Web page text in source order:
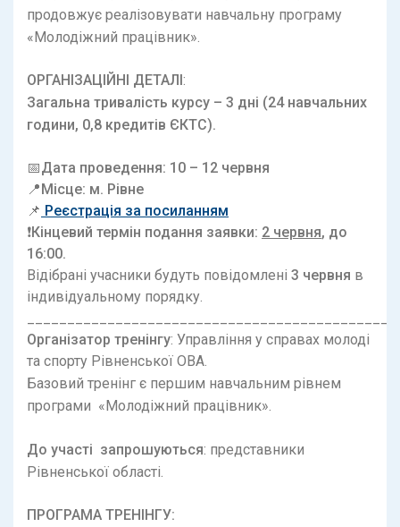
продовжує реалізовувати навчальну програму
«Молодіжний працівник».
ОРГАНІЗАЦІЙНІ ДЕТАЛІ:
Загальна тривалість курсу – 3 дні (24 навчальних
години, 0,8 кредитів ЄКТС).
📅Дата проведення: 10 – 12 червня
📍Місце: м. Рівне
📌 Реєстрація за посиланням
❗️Кінцевий термін подання заявки: 2 червня, до
16:00.
Відібрані учасники будуть повідомлені 3 червня в
індивідуальному порядку.
Організатор тренінгу: Управління у справах молоді
та спорту Рівненської ОВА.
Базовий тренінг є першим навчальним рівнем
програми «Молодіжний працівник».
До участі запрошуються: представники
Рівненської області.
ПРОГРАМА ТРЕНІНГУ: